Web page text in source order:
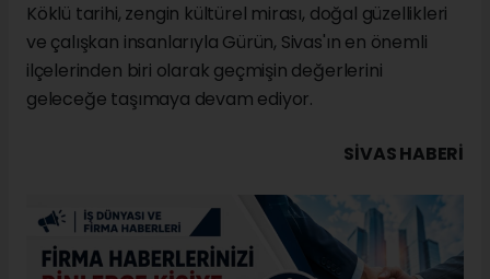
Köklü tarihi, zengin kültürel mirası, doğal güzellikleri
ve çalışkan insanlarıyla Gürün, Sivas'ın en önemli
ilçelerinden biri olarak geçmişin değerlerini
geleceğe taşımaya devam ediyor.
SIVAS HABERİ